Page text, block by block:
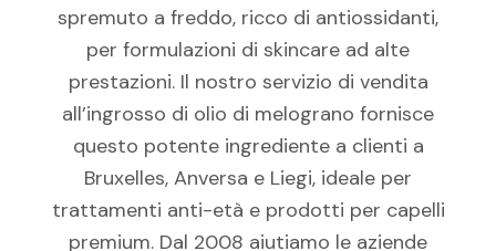
spremuto a freddo, ricco di antiossidanti,
per formulazioni di skincare ad alte
prestazioni. Il nostro servizio di vendita
all’ingrosso di olio di melograno fornisce
questo potente ingrediente a clienti a
Bruxelles, Anversa e Liegi, ideale per
trattamenti anti-età e prodotti per capelli
premium. Dal 2008 aiutiamo le aziende